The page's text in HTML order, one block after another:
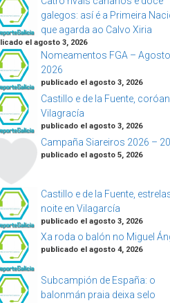
galegos: así é a Primeira
que agarda ao Calvo Xiria
el agosto 3, 2026
Nomeamentos FGA – Agosto
2026
publicado el agosto 3, 2026
Castillo e de la Fuente,
Vilagracía
publicado el agosto 3, 2026
Campaña Siareiros 2026 –
publicado el agosto 5, 2026
Castillo e de la Fuente,
noite en Vilagarcía
publicado el agosto 3, 2026
Xa roda o balón no Miguel
publicado el agosto 4, 2026
Subcampión de España: o
balonmán praia deixa selo